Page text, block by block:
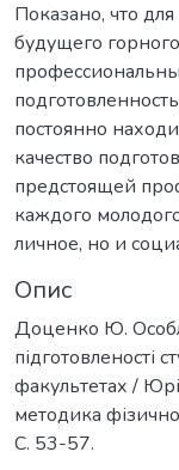
Показано, что
будущего
постоянно
качество
предстоящей
каждого
личное, но и
Опис
Доценко Ю.
підготовленості
факультетах /
методика
С. 53-57.